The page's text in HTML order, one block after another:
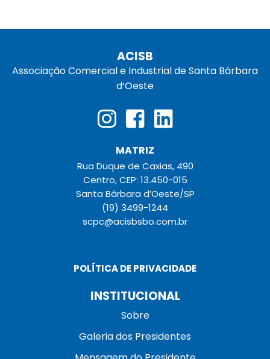
ACISB
Associação Comercial e Industrial de Santa Bárbara
d‘Oeste
MATRIZ
Rua Duque de Caxias, 490
Centro, CEP: 13.450-015
Santa Bárbara d’Oeste/SP
(19) 3499-1244
scpc@acisbsbo.com.br
POLÍTICA DE PRIVACIDADE
INSTITUCIONAL
Sobre
Galeria dos Presidentes